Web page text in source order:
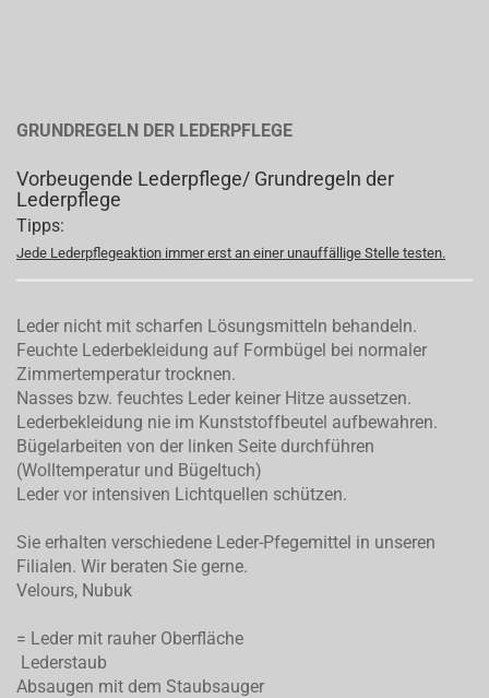
GRUNDREGELN DER LEDERPFLEGE
Vorbeugende Lederpflege/ Grundregeln der
Lederpflege
Tipps:
Jede Lederpflegeaktion immer erst an einer unauffällige Stelle testen.
Leder nicht mit scharfen Lösungsmitteln behandeln.
Feuchte Lederbekleidung auf Formbügel bei normaler
Zimmertemperatur trocknen.
Nasses bzw. feuchtes Leder keiner Hitze aussetzen.
Lederbekleidung nie im Kunststoffbeutel aufbewahren.
Bügelarbeiten von der linken Seite durchführen
(Wolltemperatur und Bügeltuch)
Leder vor intensiven Lichtquellen schützen.
Sie erhalten verschiedene Leder-Pfegemittel in unseren
Filialen. Wir beraten Sie gerne.
Velours, Nubuk
= Leder mit rauher Oberfläche
Lederstaub
Absaugen mit dem Staubsauger